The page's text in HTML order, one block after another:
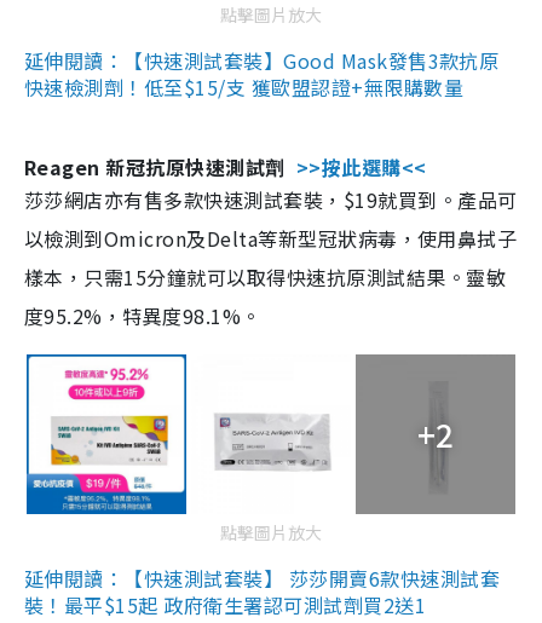
點擊圖片放大
延伸閱讀：【快速測試套裝】Good Mask發售3款抗原
快速檢測劑！低至$15/支 獲歐盟認證+無限購數量
Reagen 新冠抗原快速測試劑 >>按此選購<<
莎莎網店亦有售多款快速測試套裝，$19就買到。產品可
以檢測到Omicron及Delta等新型冠狀病毒，使用鼻拭子
樣本，只需15分鐘就可以取得快速抗原測試結果。靈敏
度95.2%，特異度98.1%。
+2
點擊圖片放大
延伸閱讀：【快速測試套裝】 莎莎開賣6款快速測試套
裝！最平$15起 政府衛生署認可測試劑買2送1